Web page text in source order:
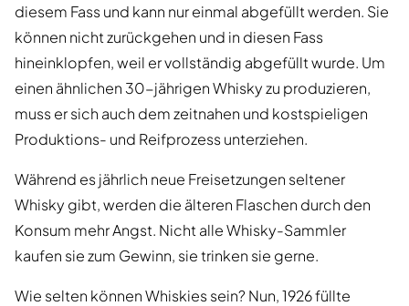
diesem Fass und kann nur einmal abgefüllt werden. Sie
können nicht zurückgehen und in diesen Fass
hineinklopfen, weil er vollständig abgefüllt wurde. Um
einen ähnlichen 30-jährigen Whisky zu produzieren,
muss er sich auch dem zeitnahen und kostspieligen
Produktions- und Reifprozess unterziehen.
Während es jährlich neue Freisetzungen seltener
Whisky gibt, werden die älteren Flaschen durch den
Konsum mehr Angst. Nicht alle Whisky-Sammler
kaufen sie zum Gewinn, sie trinken sie gerne.
Wie selten können Whiskies sein? Nun, 1926 füllte